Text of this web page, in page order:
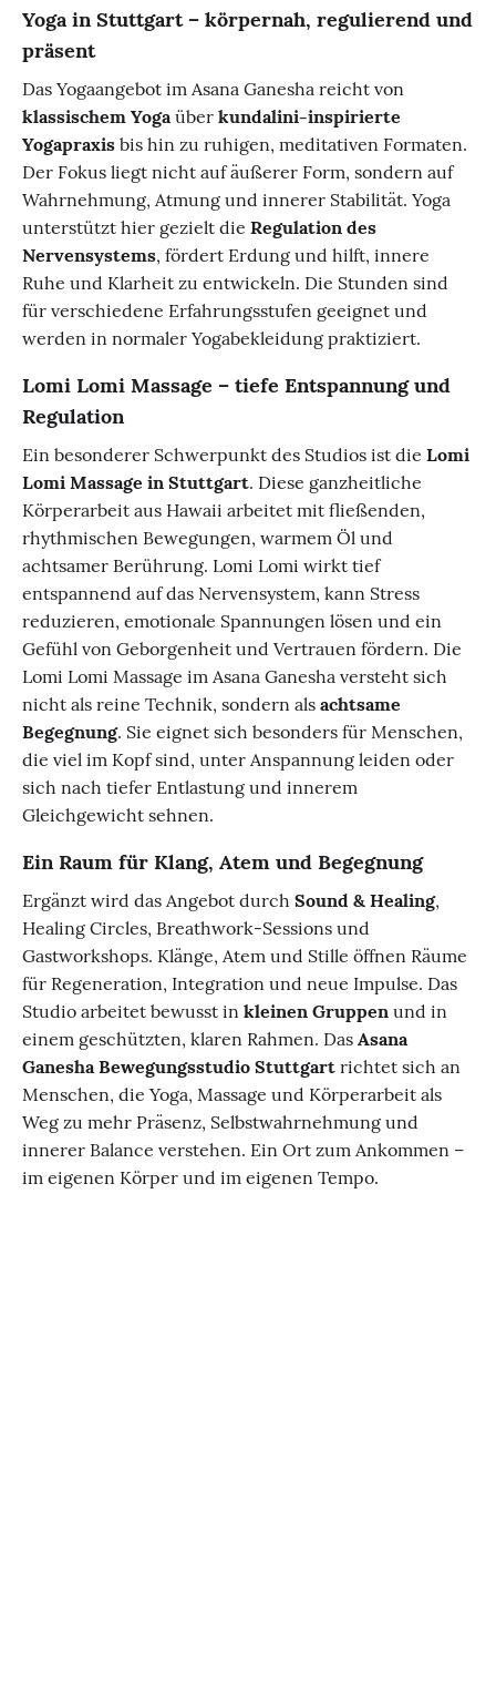
Yoga in Stuttgart – körpernah, regulierend und
präsent
Das Yogaangebot im Asana Ganesha reicht von
klassischem Yogaüber kundalini-inspirierte
Yogapraxis bis hin zu ruhigen, meditativen Formaten.
Der Fokus liegt nicht auf äußerer Form, sondern auf
Wahrnehmung, Atmung und innerer Stabilität. Yoga
unterstützt hier gezielt die Regulation des
Nervensystems, fördert Erdung und hilft, innere
Ruhe und Klarheit zu entwickeln. Die Stunden sind
für verschiedene Erfahrungsstufen geeignet und
werden in normaler Yogabekleidung praktiziert.
Lomi Lomi Massage – tiefe Entspannung und
Regulation
Ein besonderer Schwerpunkt des Studios ist die Lomi
Lomi Massage in Stuttgart. Diese ganzheitliche
Körperarbeit aus Hawaii arbeitet mit fließenden,
rhythmischen Bewegungen, warmem Öl und
achtsamer Berührung. Lomi Lomi wirkt tief
entspannend auf das Nervensystem, kann Stress
reduzieren, emotionale Spannungen lösen und ein
Gefühl von Geborgenheit und Vertrauen fördern. Die
Lomi Lomi Massage im Asana Ganesha versteht sich
nicht als reine Technik, sondern als achtsame
Begegnung. Sie eignet sich besonders für Menschen,
die viel im Kopf sind, unter Anspannung leiden oder
sich nach tiefer Entlastung und innerem
Gleichgewicht sehnen.
Ein Raum für Klang, Atem und Begegnung
Ergänzt wird das Angebot durch Sound & Healing,
Healing Circles, Breathwork-Sessions und
Gastworkshops. Klänge, Atem und Stille öffnen Räume
für Regeneration, Integration und neue Impulse. Das
Studio arbeitet bewusst in kleinen Gruppen und in
einem geschützten, klaren Rahmen. Das Asana
Ganesha Bewegungsstudio Stuttgart richtet sich an
Menschen, die Yoga, Massage und Körperarbeit als
Weg zu mehr Präsenz, Selbstwahrnehmung und
innerer Balance verstehen. Ein Ort zum Ankommen –
im eigenen Körper und im eigenen Tempo.